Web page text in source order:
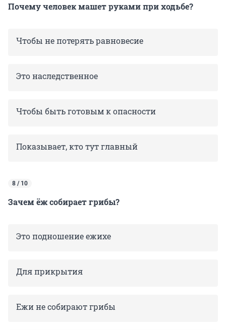
Почему человек машет руками при ходьбе?
Чтобы не потерять равновесие
Это наследственное
Чтобы быть готовым к опасности
Показывает, кто тут главный
8 / 10
Зачем ёж собирает грибы?
Это подношение ежихе
Для прикрытия
Ежи не собирают грибы